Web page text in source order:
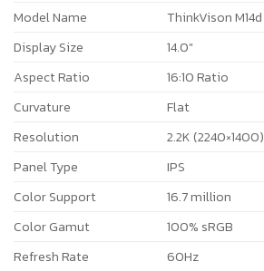
Model Name
ThinkVison M14d
Display Size
14.0″
Aspect Ratio
16:10 Ratio
Curvature
Flat
Resolution
2.2K (2240×1400)
Panel Type
IPS
Color Support
16.7 million
Color Gamut
100% sRGB
Refresh Rate
60Hz